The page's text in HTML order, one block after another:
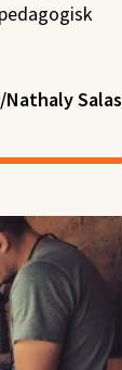
/Nathaly Salas